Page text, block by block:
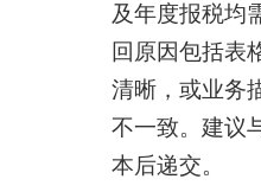
及年度报税均
回原因包括表
清晰，或业务
不一致。建议
本后递交。